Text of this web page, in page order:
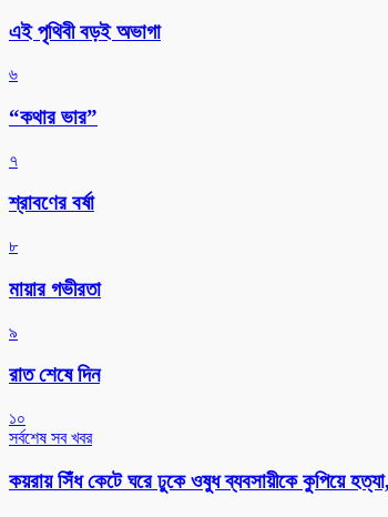
এই পৃথিবী বড়ই অভাগা
৬
“কথার ভার”
৭
শ্রাবণের বর্ষা
৮
মায়ার গভীরতা
৯
রাত শেষে দিন
১০
সর্বশেষ সব খবর
কয়রায় সিঁধ কেটে ঘরে ঢুকে ওষুধ ব্যবসায়ীকে কুপিয়ে